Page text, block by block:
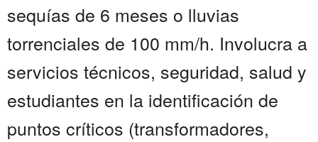
sequías de 6 meses o lluvias
torrenciales de 100 mm/h. Involucra a
servicios técnicos, seguridad, salud y
estudiantes en la identificación de
puntos críticos (transformadores,